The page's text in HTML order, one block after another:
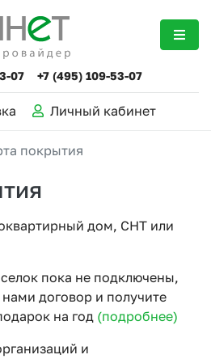
07 +7 (495) 109-53-07
Личный кабинет
покрытия
дом, СНТ или
пока не подключены,
договор и получите
на год (подробнее)
и